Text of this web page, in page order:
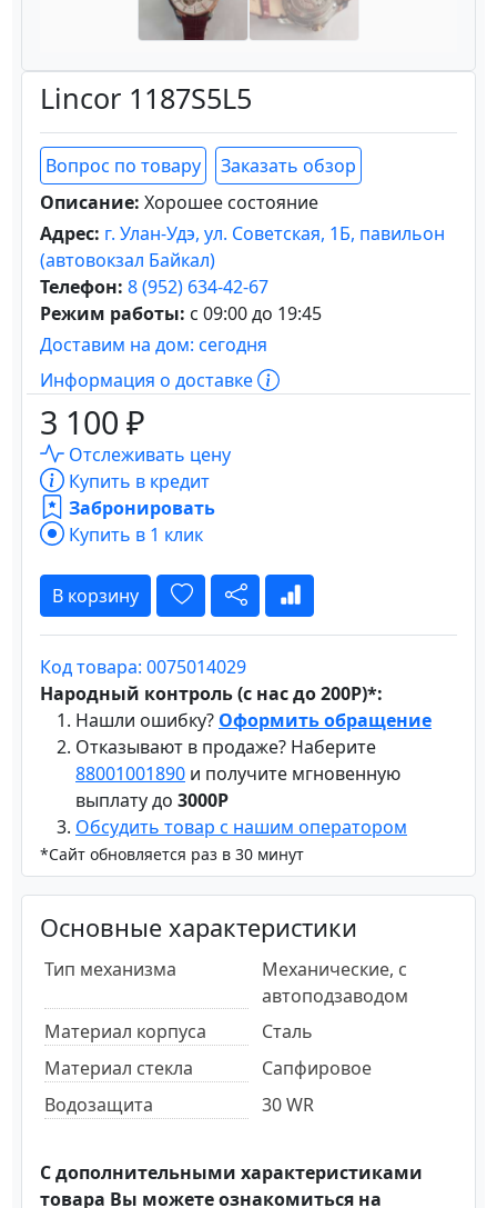
Lincor 1187S5L5
Вопрос по товару
Заказать обзор
Описание: Хорошее состояние
Адрес: г. Улан-Удэ, ул. Советская, 1Б, павильон
(автовокзал Байкал)
Телефон: 8 (952) 634-42-67
Режим работы: с 09:00 до 19:45
Доставим на дом: сегодня
Информация о доставке
3 100 ₽
Отслеживать цену
Купить в кредит
Забронировать
Купить в 1 клик
В корзину
Код товара: 0075014029
Народный контроль (с нас до 200Р)*:
Нашли ошибку? Оформить обращение
Отказывают в продаже? Наберите
88001001890 и получите мгновенную
выплату до 3000Р
Обсудить товар с нашим оператором
*Сайт обновляется раз в 30 минут
Основные характеристики
Тип механизма
Механические, с
автоподзаводом
Материал корпуса
Сталь
Материал стекла
Сапфировое
Водозащита
30 WR
С дополнительными характеристиками
товара Вы можете ознакомиться на